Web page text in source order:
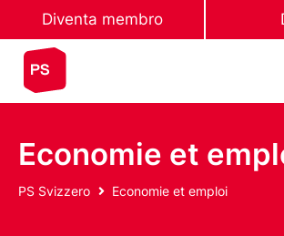
Diventa membro
Economie et
PS Svizzero Economie et emploi